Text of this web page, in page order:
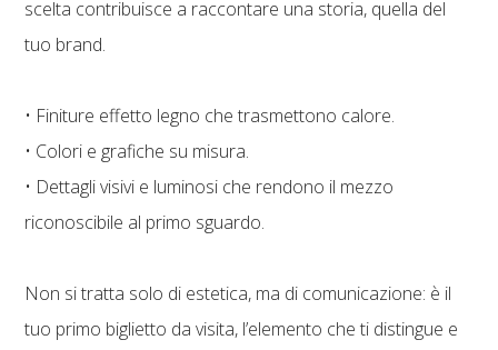
scelta contribuisce a raccontare una storia, quella del
tuo brand.
• Finiture effetto legno che trasmettono calore.
• Colori e grafiche su misura.
• Dettagli visivi e luminosi che rendono il mezzo
riconoscibile al primo sguardo.
Non si tratta solo di estetica, ma di comunicazione: è il
tuo primo biglietto da visita, l’elemento che ti distingue e